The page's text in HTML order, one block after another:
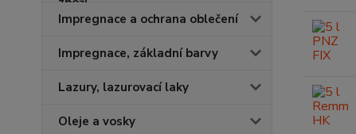
Impregnace a ochrana oblečení
Impregnace, základní barvy
Lazury, lazurovací laky
Oleje a vosky